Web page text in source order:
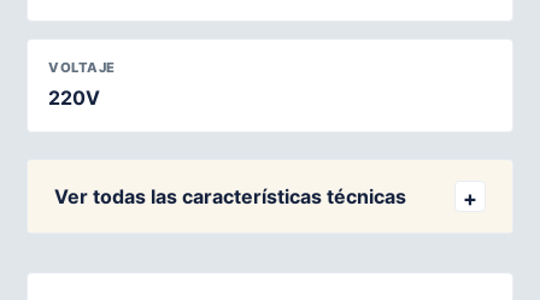
VOLTAJE
220V
Ver todas las características técnicas